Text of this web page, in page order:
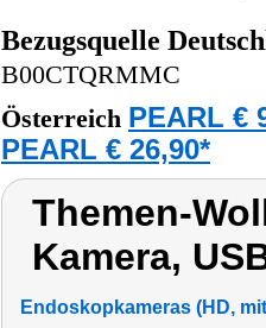
Bezugsquelle
B00CTQRMMC
Österreich PEARL €
PEARL € 26,90*
Themen-
Kamera,
Endoskopkameras (HD,